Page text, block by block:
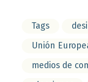
Tags
Unión
medios de